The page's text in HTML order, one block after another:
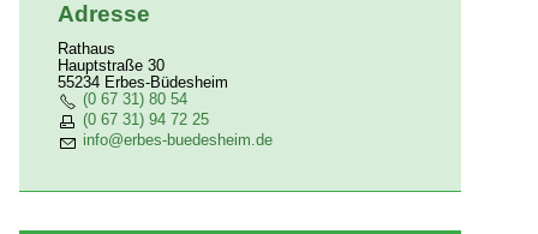
Adresse
Rathaus
Hauptstraße 30
55234 Erbes-Büdesheim
(0 67 31) 80 54
(0 67 31) 94 72 25
nf
rb s-b d sh m d